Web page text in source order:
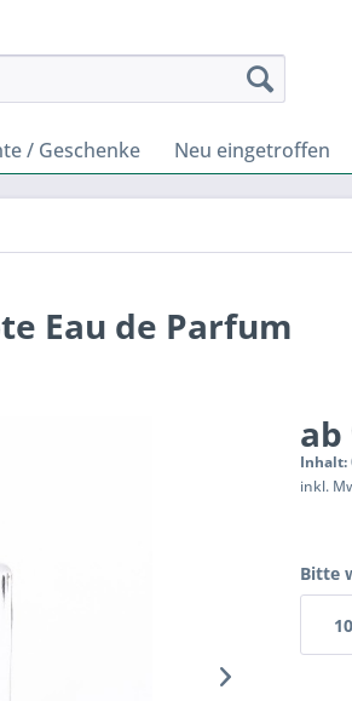
/ Geschenke Neu eingetroffen
Eau de Parfum
ab
Inhalt:
inkl.
Bitte